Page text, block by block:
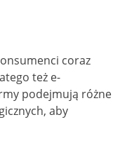
coraz
też e-
podejmują różne
aby